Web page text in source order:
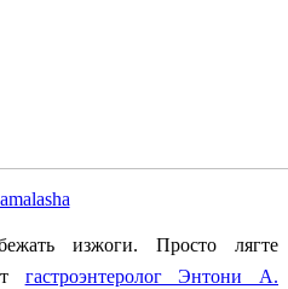
изжоги. Просто лягте
гастроэнтеролог Энтони А.